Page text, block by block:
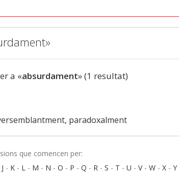
a «absurdament» (1 resultat)
paradoxalment
que comencen per:
J - K - L - M - N - O - P - Q - R - S - T - U - V- W - X - Y